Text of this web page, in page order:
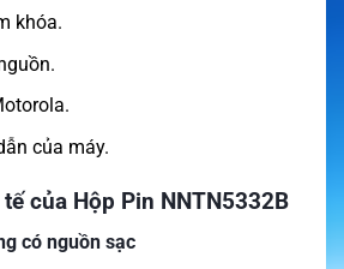
khóa.
của máy.
của Hộp Pin NNTN5332B
có nguồn sạc